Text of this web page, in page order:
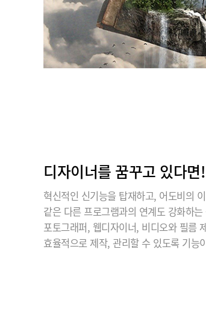
디자이너를 꿈꾸고 있다면!
혁신적인 신기능을 탑재하고, 어도비의
같은 다른 프로그램과의 연계도 강화하
포토그래퍼, 웹디자이너, 비디오와 필름
효율적으로 제작, 관리할 수 있도록 기능